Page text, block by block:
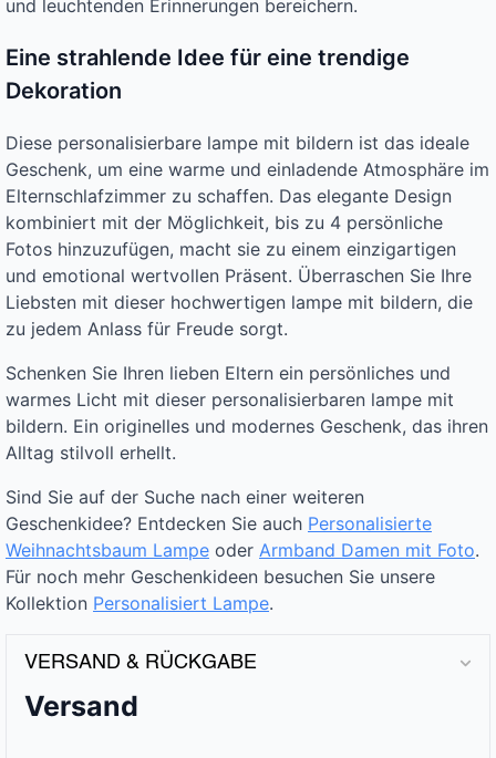
und leuchtenden Erinnerungen bereichern.
Eine strahlende Idee für eine trendige
Dekoration
Diese personalisierbare lampe mit bildern ist das ideale
Geschenk, um eine warme und einladende Atmosphäre im
Elternschlafzimmer zu schaffen. Das elegante Design
kombiniert mit der Möglichkeit, bis zu 4 persönliche
Fotos hinzuzufügen, macht sie zu einem einzigartigen
und emotional wertvollen Präsent. Überraschen Sie Ihre
Liebsten mit dieser hochwertigen lampe mit bildern, die
zu jedem Anlass für Freude sorgt.
Schenken Sie Ihren lieben Eltern ein persönliches und
warmes Licht mit dieser personalisierbaren lampe mit
bildern. Ein originelles und modernes Geschenk, das ihren
Alltag stilvoll erhellt.
Sind Sie auf der Suche nach einer weiteren
Geschenkidee? Entdecken Sie auch Personalisierte
Weihnachtsbaum Lampe oder Armband Damen mit Foto.
Für noch mehr Geschenkideen besuchen Sie unsere
Kollektion Personalisiert Lampe.
VERSAND & RÜCKGABE
Versand